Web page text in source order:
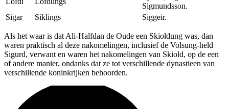
Sigmundsson.
Sigar
Siklings Siggeir.
Als het waar is dat Ali-Halfdan de Oude een Skioldung was, dan
waren praktisch al deze nakomelingen, inclusief de Volsung-held
Sigurd, verwant en waren het nakomelingen van Skiold, op de een
of andere manier, ondanks dat ze tot verschillende dynastieen van
verschillende koninkrijken behoorden.